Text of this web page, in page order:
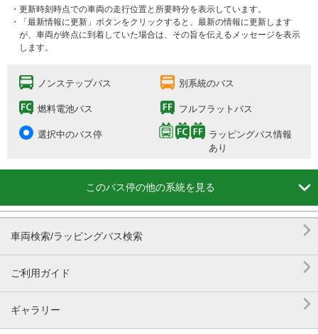
・更新時刻時点での車両の走行位置と所要時分を表示しています。
・「最新情報に更新」ボタンをクリックすると、最新の情報に更新します
が、車両が終点に到着していた場合は、その旨を伝えるメッセージを表示
します。
ノンステップバス 別系統のバス
燃料電池バス フルフラットバス
選択中のバス停
ラッピングバス情報
あり
このバス停の他の系統を見る 
車両検索/ラッピングバス検索 
ご利用ガイド 
ギャラリー 